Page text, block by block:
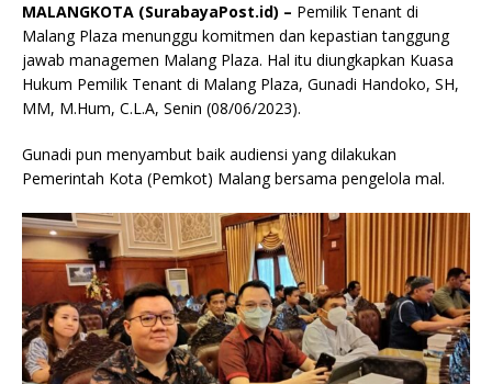
MALANGKOTA (SurabayaPost.id) – Pemilik Tenant di
Malang Plaza menunggu komitmen dan kepastian tanggung
jawab managemen Malang Plaza. Hal itu diungkapkan Kuasa
Hukum Pemilik Tenant di Malang Plaza, Gunadi Handoko, SH,
MM, M.Hum, C.L.A, Senin (08/06/2023).
Gunadi pun menyambut baik audiensi yang dilakukan
Pemerintah Kota (Pemkot) Malang bersama pengelola mal.